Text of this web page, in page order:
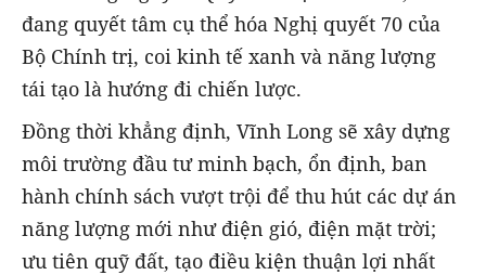
đang quyết tâm cụ thể hóa Nghị quyết 70 của
Bộ Chính trị, coi kinh tế xanh và năng lượng
tái tạo là hướng đi chiến lược.
Đồng thời khẳng định, Vĩnh Long sẽ xây dựng
môi trường đầu tư minh bạch, ổn định, ban
hành chính sách vượt trội để thu hút các dự án
năng lượng mới như điện gió, điện mặt trời;
ưu tiên quỹ đất, tạo điều kiện thuận lợi nhất